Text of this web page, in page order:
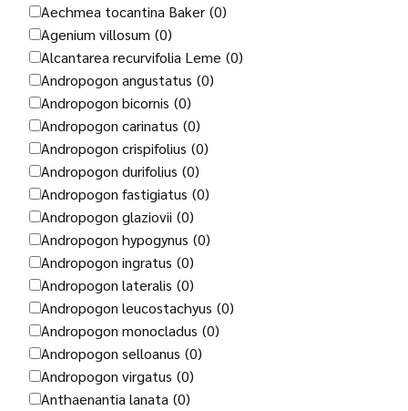
Aechmea tocantina Baker (0)
Agenium villosum (0)
Alcantarea recurvifolia Leme (0)
Andropogon angustatus (0)
Andropogon bicornis (0)
Andropogon carinatus (0)
Andropogon crispifolius (0)
Andropogon durifolius (0)
Andropogon fastigiatus (0)
Andropogon glaziovii (0)
Andropogon hypogynus (0)
Andropogon ingratus (0)
Andropogon lateralis (0)
Andropogon leucostachyus (0)
Andropogon monocladus (0)
Andropogon selloanus (0)
Andropogon virgatus (0)
Anthaenantia lanata (0)